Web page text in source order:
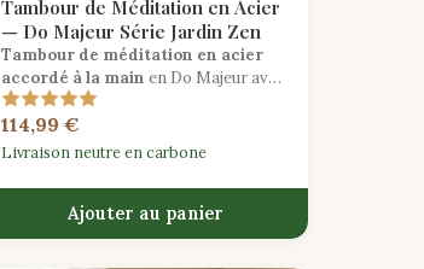
Tambour de Méditation en Acier
— Do Majeur Série Jardin Zen
Tambour de méditation en acier
accordé à la main en Do Majeur avec
une finition mate sereine, conçu pour
une pratique de pleine conscience
profonde.
114,99 €
Livraison neutre en carbone
Ajouter au panier